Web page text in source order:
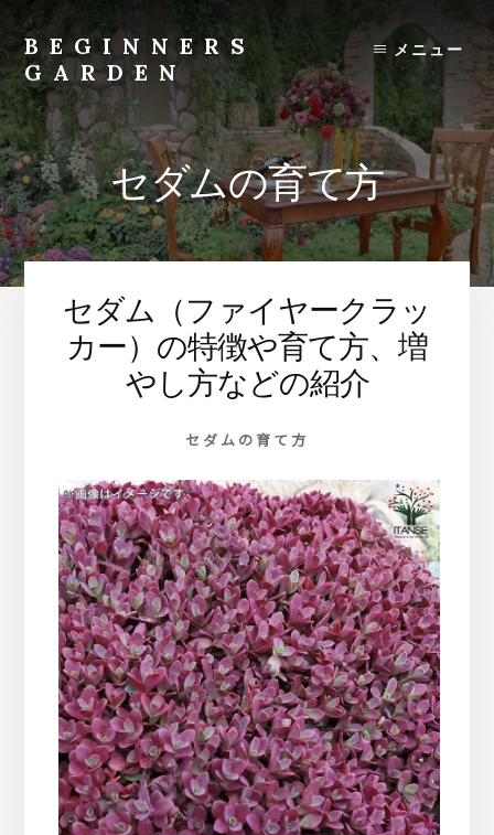
content
BEGINNERS
GARDEN
植
物
の
種
類
や
育
メニュー
セダムの育て方
セダム（ファイヤークラッ
カー）の特徴や育て方、増
やし方などの紹介
セダムの育て方